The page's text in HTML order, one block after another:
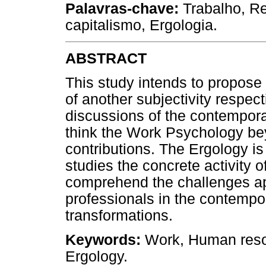
Palavras-chave: Trabalho,
capitalismo, Ergologia.
ABSTRACT
This study intends to
of another subjectivity
discussions of the
think the Work Psychology
contributions. The Ergology
studies the concrete activity
comprehend the challenges
professionals in the
transformations.
Keywords: Work, Human
Ergology.